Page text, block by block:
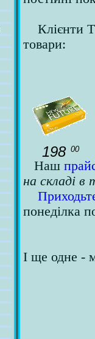
Клієнти
товари:
19800
Наш
на складі в
понеділка
І ще одне -